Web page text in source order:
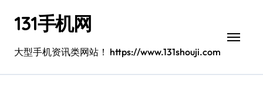
131手机网
大型手机资讯类网站！ https://www.131shouji.com